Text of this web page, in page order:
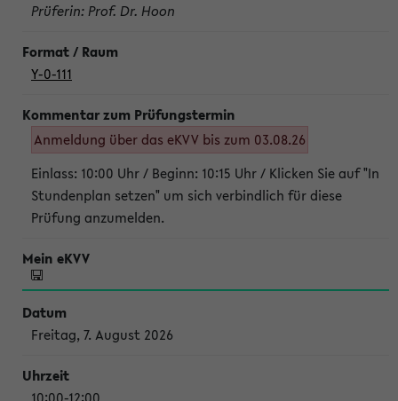
Prüferin: Prof. Dr. Hoon
Y-0-111
Anmeldung über das eKVV bis zum 03.08.26
Einlass: 10:00 Uhr / Beginn: 10:15 Uhr / Klicken Sie auf "In
Stundenplan setzen" um sich verbindlich für diese
Prüfung anzumelden.
Freitag, 7. August 2026